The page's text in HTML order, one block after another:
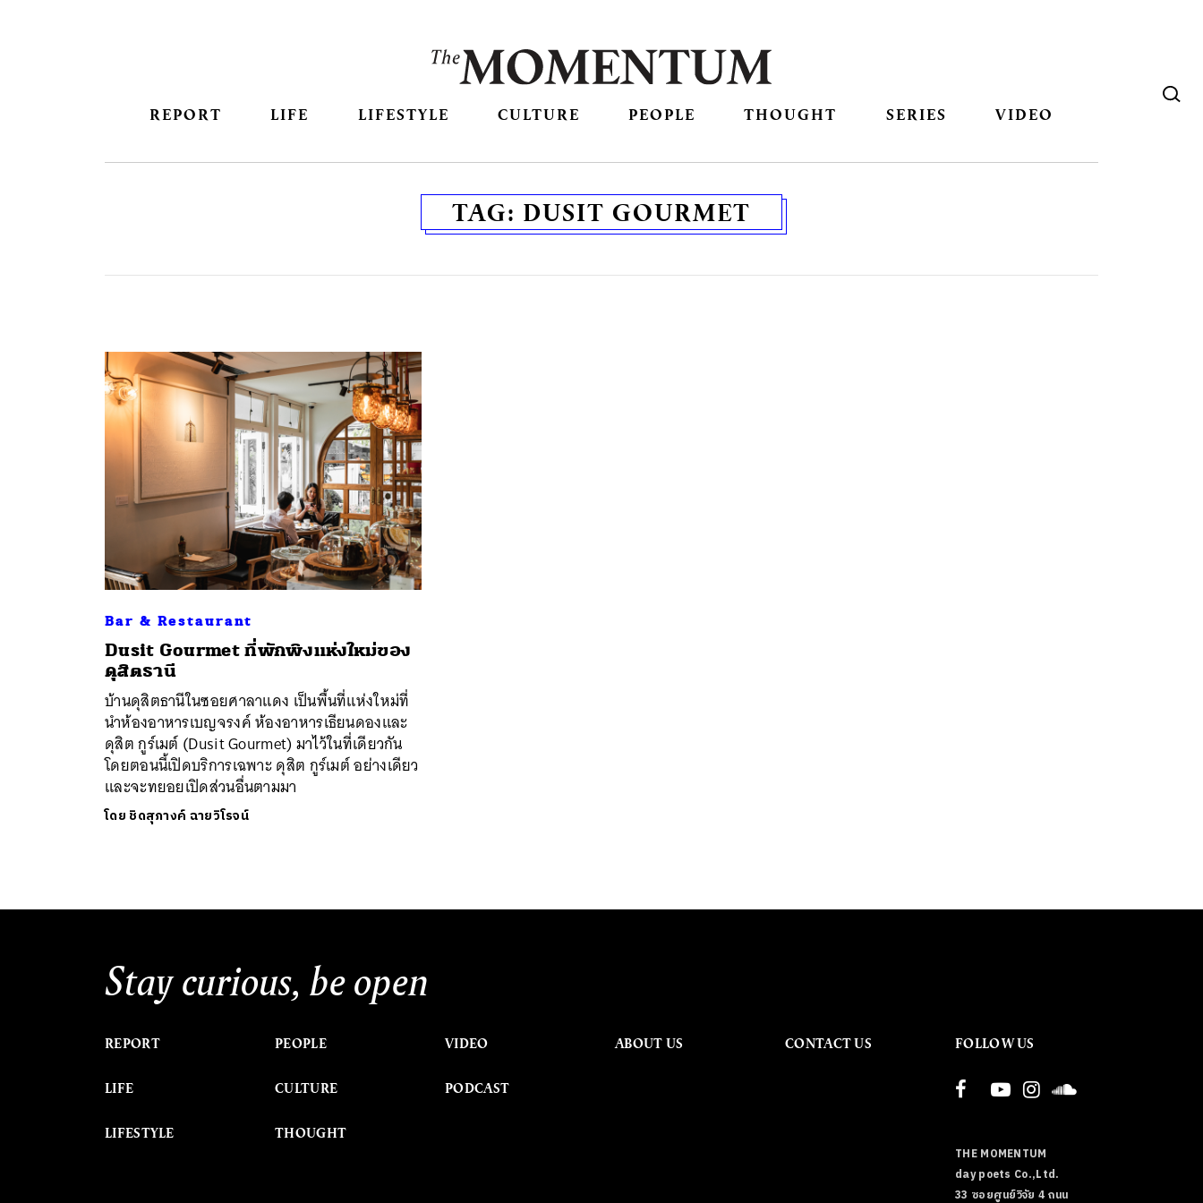
REPORT LIFE LIFESTYLE CULTURE PEOPLE THOUGHT SERIES VIDEO
TAG: DUSIT GOURMET
Bar & Restaurant
Dusit Gourmet ที่พักพิงแห่งใหม่ของ
ดุสิตธานี
บ้านดุสิตธานีในซอยศาลาแดง เป็นพื้นที่แห่งใหม่ที่
นำห้องอาหารเบญจรงค์ ห้องอาหารเธียนดองและ
ดุสิต กูร์เมต์ (Dusit Gourmet) มาไว้ในที่เดียวกัน
โดยตอนนี้เปิดบริการเฉพาะ ดุสิต กูร์เมต์ อย่างเดียว
และจะทยอยเปิดส่วนอื่นตามมา
โดย ชิดสุภางค์ ฉายวิโรจน์
Stay curious, be open
REPORT
LIFE
LIFESTYLE
PEOPLE
CULTURE
THOUGHT
VIDEO
PODCAST
ABOUT US CONTACT US FOLLOW US
THE MOMENTUM
day poets Co.,Ltd.
33 ซอยศูนย์วิจัย 4 ถนน